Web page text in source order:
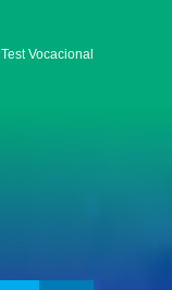
Test Vocacional